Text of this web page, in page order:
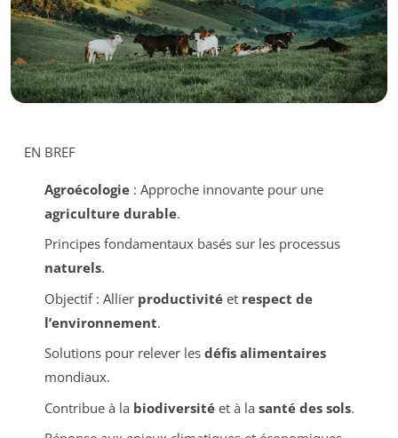
EN BREF
Agroécologie: Approche innovante pour une
agriculture durable.
Principes fondamentaux basés sur les processus
naturels.
Objectif : Allier productivitéet respect de
l’environnement.
Solutions pour relever les défis alimentaires
mondiaux.
Contribue à la biodiversitéet à la santé des sols.